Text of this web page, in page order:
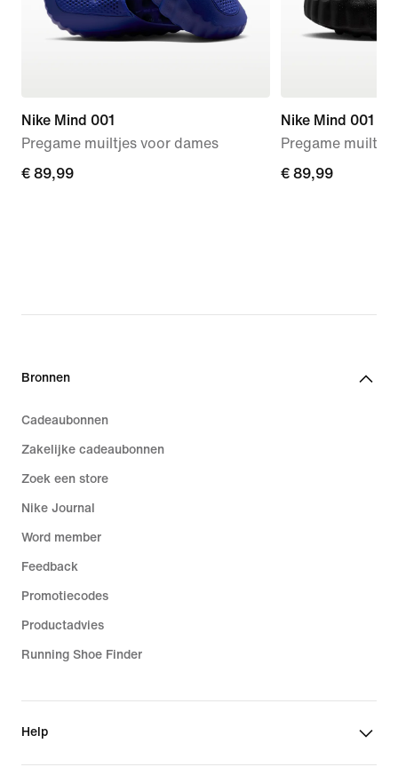
Nike Mind 001
Pregame muiltjes voor dames
€ 89,99
€ 89,99
Nike Mind 001
Pregame
€ 89,99
€ 89,99
Bronnen
Cadeaubonnen
Zakelijke cadeaubonnen
Zoek een store
Nike Journal
Word member
Feedback
Promotiecodes
Productadvies
Running Shoe Finder
Help